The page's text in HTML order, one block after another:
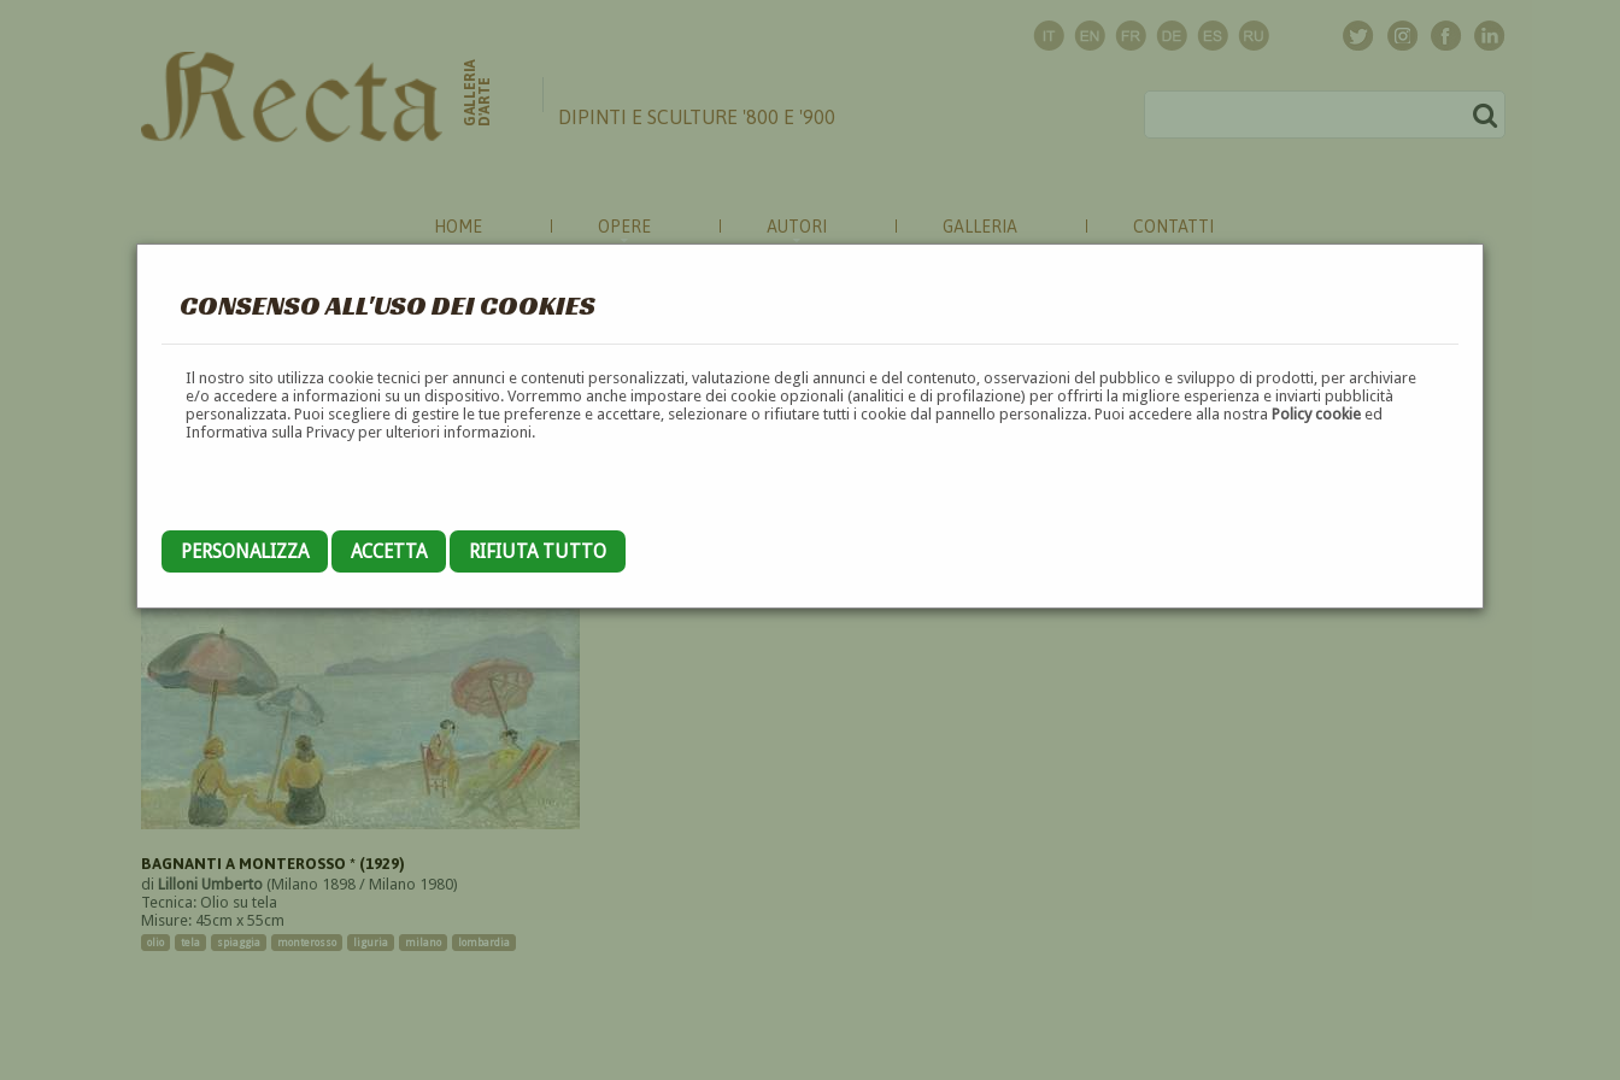
CONSENSO ALL'USO DEI COOKIES
Il nostro sito utilizza cookie tecnici per annunci e contenuti personalizzati, valutazione degli annunci e del contenuto, osservazioni del pubblico e sviluppo di prodotti, per archiviare
e/o accedere a informazioni su un dispositivo. Vorremmo anche impostare dei cookie opzionali (analitici e di profilazione) per offrirti la migliore esperienza e inviarti pubblicità
personalizzata. Puoi scegliere di gestire le tue preferenze e accettare, selezionare o rifiutare tutti i cookie dal pannello personalizza. Puoi accedere alla nostraPolicy cookie ed
Informativa sulla Privacy per ulteriori informazioni.
PERSONALIZZA ACCETTA RIFIUTA TUTTO
GALLERIAD'ARTE DIPINTI E SCULTURE '800 E '900
HOME OPERE AUTORI GALLERIA CONTATTI
MONTEROSSO
A B C D E F G H I J K L M N O P Q R S T U V W X Y Z
BAGNANTI A MONTEROSSO * (1929)
di Lilloni Umberto (Milano 1898 / Milano 1980)
Tecnica: Olio su tela
Misure: 45cm x 55cm
olio tela spiaggia monterosso liguria milano lombardia